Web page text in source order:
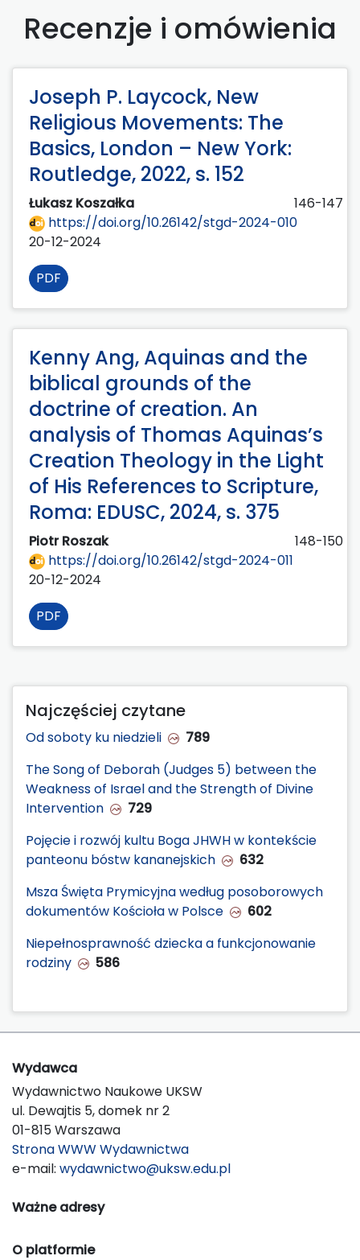
Recenzje i omówienia
Joseph P. Laycock, New
Religious Movements: The
Basics, London – New York:
Routledge, 2022, s. 152
Łukasz Koszałka
146-147
https://doi.org/10.26142/stgd-2024-010
20-12-2024
PDF
Kenny Ang, Aquinas and the
biblical grounds of the
doctrine of creation. An
analysis of Thomas Aquinas’s
Creation Theology in the Light
of His References to Scripture,
Roma: EDUSC, 2024, s. 375
Piotr Roszak
148-150
https://doi.org/10.26142/stgd-2024-011
20-12-2024
PDF
Najczęściej czytane
Od soboty ku niedzieli
789
The Song of Deborah (Judges 5) between the
Weakness of Israel and the Strength of Divine
Intervention
729
Pojęcie i rozwój kultu Boga JHWH w kontekście
panteonu bóstw kananejskich
632
Msza Święta Prymicyjna według posoborowych
dokumentów Kościoła w Polsce
602
Niepełnosprawność dziecka a funkcjonowanie
rodziny
586
Wydawca
Wydawnictwo Naukowe UKSW
ul. Dewajtis 5, domek nr 2
01-815 Warszawa
Strona WWW Wydawnictwa
e-mail: wydawnictwo@uksw.edu.pl
Ważne adresy
O platformie